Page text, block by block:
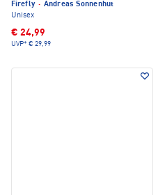
Firefly · Andreas Sonnenhut
Unisex
€ 24,99
UVP* € 29,99